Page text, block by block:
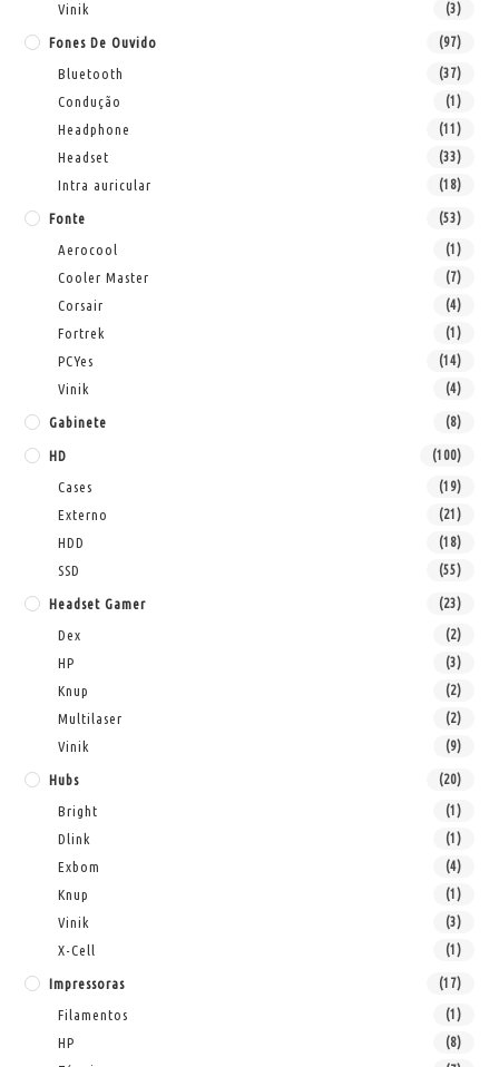
Vinik (3)
Fones De Ouvido (97)
Bluetooth (37)
Condução (1)
Headphone (11)
Headset (33)
Intra auricular (18)
Fonte (53)
Aerocool (1)
Cooler Master (7)
Corsair (4)
Fortrek (1)
PCYes (14)
Vinik (4)
Gabinete (8)
HD (100)
Cases (19)
Externo (21)
HDD (18)
SSD (55)
Headset Gamer (23)
Dex (2)
HP (3)
Knup (2)
Multilaser (2)
Vinik (9)
Hubs (20)
Bright (1)
Dlink (1)
Exbom (4)
Knup (1)
Vinik (3)
X-Cell (1)
Impressoras (17)
Filamentos (1)
HP (8)